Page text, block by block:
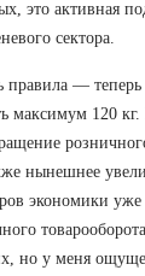
это активная
сектора.
— теперь
максимум 120 кг.
нынешнее
экономики уже
но у меня